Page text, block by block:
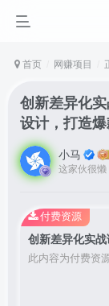
首页 网赚项目
创新差异化
设计，打造
小马
这家伙很懒
此内容为付费资
付费资源